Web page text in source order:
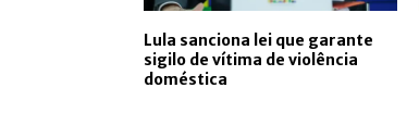
Lula sanciona lei que garante
sigilo de vítima de violência
doméstica